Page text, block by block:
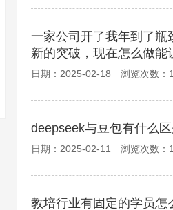
一家公司开了我年到了瓶
新的突破，现在怎么做能
日期：2025-02-18 浏览次数：
deepseek与豆包有什么
日期：2025-02-11 浏览次数：
教培行业有固定的学员怎